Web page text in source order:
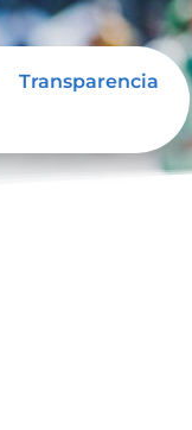
Transparencia